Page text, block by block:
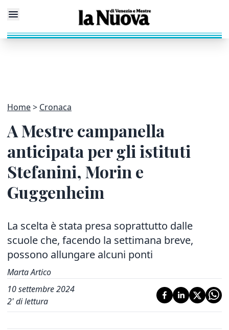
Home Cronaca
A Mestre campanella
anticipata per gli istituti
Stefanini, Morin e
Guggenheim
La scelta è stata presa soprattutto dalle
scuole che, facendo la settimana breve,
possono allungare alcuni ponti
Marta Artico
10 settembre 2024
2' di lettura